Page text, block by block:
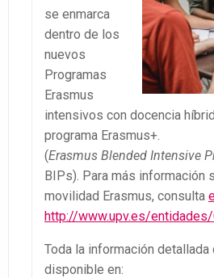
se enmarca
dentro de los
nuevos
Programas
Erasmus
intensivos con docencia
programa Erasmus+.
(Erasmus Blended Intensive
BIPs). Para más información
movilidad Erasmus, consulta
http://www.upv.es/
Toda la información
disponible en: